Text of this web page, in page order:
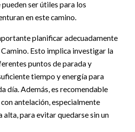
ser útiles para los
en este camino.
planificar adecuadamente
Esto implica investigar la
puntos de parada y
tiempo y energía para
día. Además, es recomendable
antelación, especialmente
para evitar quedarse sin un